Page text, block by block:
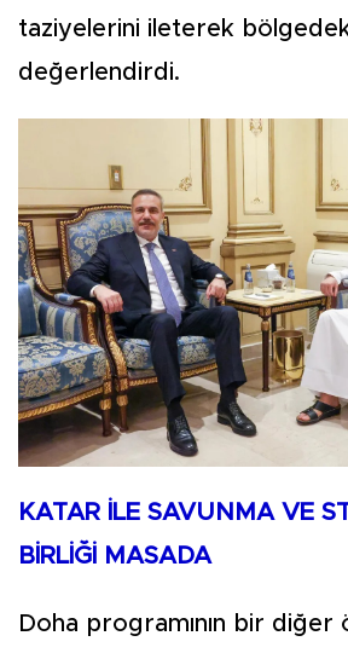
taziyelerini ileterek
değerlendirdi.
KATAR İLE SAVUNMA VE
BİRLİĞİ MASADA
Doha programının bir diğer